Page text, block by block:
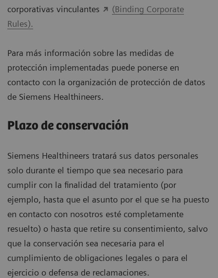
corporativas vinculantes
(Binding Corporate
Rules).
Para más información sobre las medidas de
protección implementadas puede ponerse en
contacto con la organización de protección de datos
de Siemens Healthineers.
Plazo de conservación
Siemens Healthineers tratará sus datos personales
solo durante el tiempo que sea necesario para
cumplir con la finalidad del tratamiento (por
ejemplo, hasta que el asunto por el que se ha puesto
en contacto con nosotros esté completamente
resuelto) o hasta que retire su consentimiento, salvo
que la conservación sea necesaria para el
cumplimiento de obligaciones legales o para el
ejercicio o defensa de reclamaciones.